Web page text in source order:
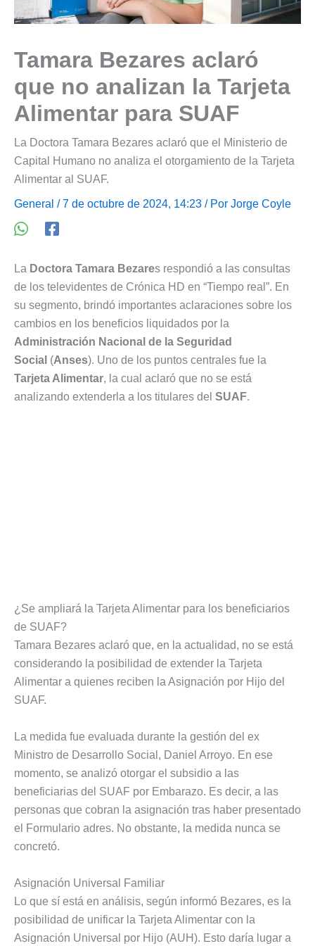
Tamara Bezares aclaró
que no analizan la Tarjeta
Alimentar para SUAF
La Doctora Tamara Bezares aclaró que el Ministerio de
Capital Humano no analiza el otorgamiento de la Tarjeta
Alimentar al SUAF.
General / 7 de octubre de 2024, 14:23 / Por Jorge Coyle
La Doctora Tamara Bezares respondió a las consultas
de los televidentes de Crónica HD en “Tiempo real”. En
su segmento, brindó importantes aclaraciones sobre los
cambios en los beneficios liquidados por la
Administración Nacional de la Seguridad
Social (Anses). Uno de los puntos centrales fue la
Tarjeta Alimentar, la cual aclaró que no se está
analizando extenderla a los titulares del SUAF.
¿Se ampliará la Tarjeta Alimentar para los beneficiarios
de SUAF?
Tamara Bezares aclaró que, en la actualidad, no se está
considerando la posibilidad de extender la Tarjeta
Alimentar a quienes reciben la Asignación por Hijo del
SUAF.
La medida fue evaluada durante la gestión del ex
Ministro de Desarrollo Social, Daniel Arroyo. En ese
momento, se analizó otorgar el subsidio a las
beneficiarias del SUAF por Embarazo. Es decir, a las
personas que cobran la asignación tras haber presentado
el Formulario adres. No obstante, la medida nunca se
concretó.
Asignación Universal Familiar
Lo que sí está en análisis, según informó Bezares, es la
posibilidad de unificar la Tarjeta Alimentar con la
Asignación Universal por Hijo (AUH). Esto daría lugar a